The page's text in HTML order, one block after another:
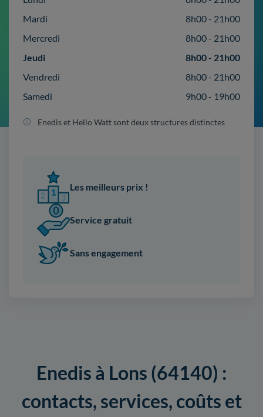
Mardi
8h00 - 21h00
Mercredi
8h00 - 21h00
Jeudi
8h00 - 21h00
Vendredi
8h00 - 21h00
Samedi
9h00 - 19h00
Enedis et Hello Watt sont deux structures distinctes
Les meilleurs prix !
Service gratuit
Sans engagement
Enedis à Lons (64140) :
contacts, services, coûts et